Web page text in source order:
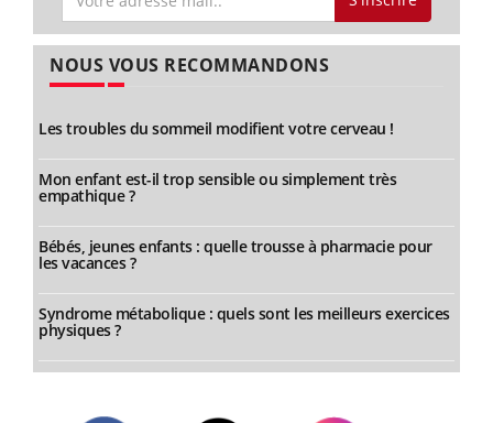
NOUS VOUS RECOMMANDONS
Les troubles du sommeil modifient votre cerveau !
Mon enfant est-il trop sensible ou simplement très
empathique ?
Bébés, jeunes enfants : quelle trousse à pharmacie pour
les vacances ?
Syndrome métabolique : quels sont les meilleurs exercices
physiques ?